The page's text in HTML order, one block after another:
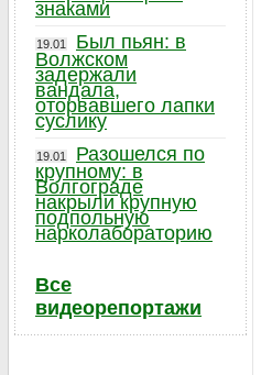
знаками
19.01
Был пьян: в
Волжском
задержали
вандала,
оторвавшего лапки
суслику
19.01
Разошелся по
крупному: в
Волгограде
накрыли крупную
подпольную
нарколабораторию
Все
видеорепортажи